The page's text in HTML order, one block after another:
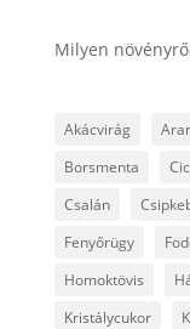
Milyen
Akácvirág
Borsmenta
Csalán
Fenyőrügy
Homoktövis
Kristálycukor